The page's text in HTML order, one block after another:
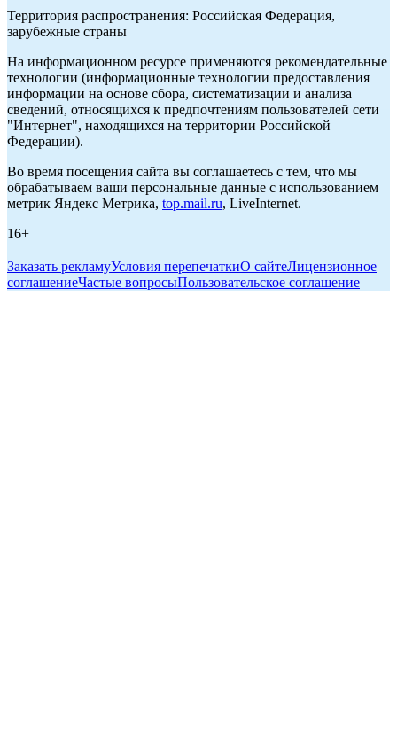
Территория распространения: Российская Федерация,
зарубежные страны
На информационном ресурсе применяются рекомендательные
технологии (информационные технологии предоставления
информации на основе сбора, систематизации и анализа
сведений, относящихся к предпочтениям пользователей сети
"Интернет", находящихся на территории Российской
Федерации).
Во время посещения сайта вы соглашаетесь с тем, что мы
обрабатываем ваши персональные данные с использованием
метрик Яндекс Метрика, top.mail.ru, LiveInternet.
16+
Заказать рекламуУсловия перепечаткиО сайтеЛицензионное
соглашениеЧастые вопросыПользовательское соглашение